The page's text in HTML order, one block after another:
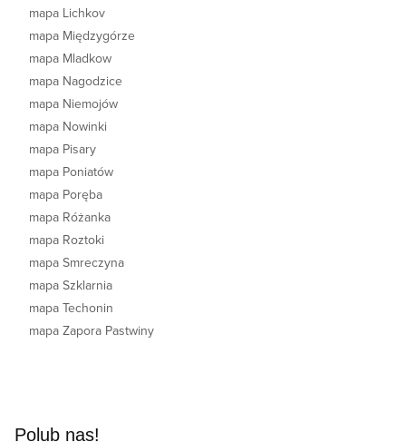
mapa Lichkov
mapa Międzygórze
mapa Mladkow
mapa Nagodzice
mapa Niemojów
mapa Nowinki
mapa Pisary
mapa Poniatów
mapa Poręba
mapa Różanka
mapa Roztoki
mapa Smreczyna
mapa Szklarnia
mapa Techonin
mapa Zapora Pastwiny
Polub nas!